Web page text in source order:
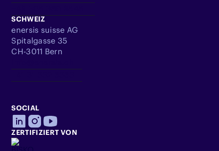
SCHWEIZ
enersis suisse AG
Spitalgasse 35
CH-3011 Bern
SOCIAL
ZERTIFIZIERT VON